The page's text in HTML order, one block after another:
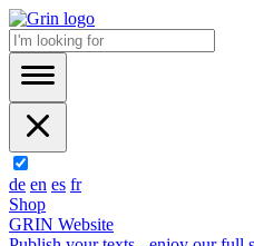
de en es fr
Shop
GRIN Website